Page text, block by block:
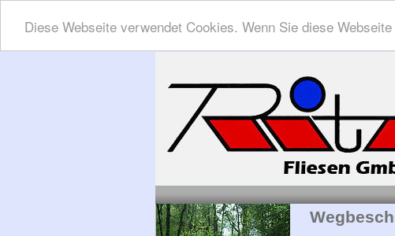
Diese Webseite verwendet Cookies. Wenn Sie diese